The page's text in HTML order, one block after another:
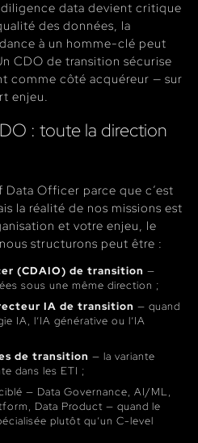
data devient critique
des données, la
à un homme-clé peut
CDO de transition sécurise
comme côté acquéreur — sur
enjeu.
: toute la direction
Officer parce que c’est
la réalité de nos missions est
et votre enjeu, le
structurons peut être :
(CDAIO) de transition —
sous une même direction ;
IA de transition — quand
IA, l’IA générative ou l’IA
de transition — la variante
dans les ETI ;
— Data Governance, AI/ML,
Data Product — quand le
plutôt qu’un C-level